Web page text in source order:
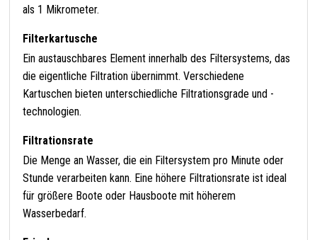
als 1 Mikrometer.
Filterkartusche
Ein austauschbares Element innerhalb des Filtersystems, das
die eigentliche Filtration übernimmt. Verschiedene
Kartuschen bieten unterschiedliche Filtrationsgrade und -
technologien.
Filtrationsrate
Die Menge an Wasser, die ein Filtersystem pro Minute oder
Stunde verarbeiten kann. Eine höhere Filtrationsrate ist ideal
für größere Boote oder Hausboote mit höherem
Wasserbedarf.